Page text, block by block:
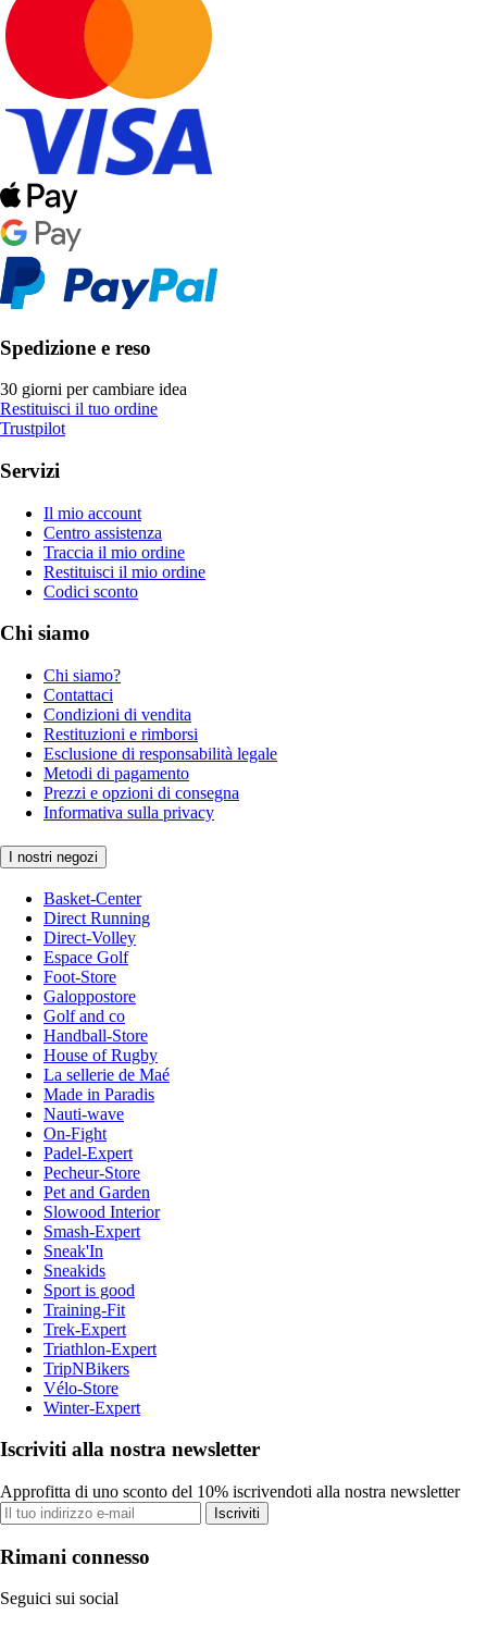
Spedizione e reso
30 giorni per cambiare idea
Restituisci il tuo ordine
Trustpilot
Servizi
Il mio account
Centro assistenza
Traccia il mio ordine
Restituisci il mio ordine
Codici sconto
Chi siamo
Chi siamo?
Contattaci
Condizioni di vendita
Restituzioni e rimborsi
Esclusione di responsabilità legale
Metodi di pagamento
Prezzi e opzioni di consegna
Informativa sulla privacy
I nostri negozi
Basket-Center
Direct Running
Direct-Volley
Espace Golf
Foot-Store
Galoppostore
Golf and co
Handball-Store
House of Rugby
La sellerie de Maé
Made in Paradis
Nauti-wave
On-Fight
Padel-Expert
Pecheur-Store
Pet and Garden
Slowood Interior
Smash-Expert
Sneak'In
Sneakids
Sport is good
Training-Fit
Trek-Expert
Triathlon-Expert
TripNBikers
Vélo-Store
Winter-Expert
Iscriviti alla nostra newsletter
Approfitta di uno sconto del 10% iscrivendoti alla nostra newsletter
Iscriviti
Rimani connesso
Seguici sui social